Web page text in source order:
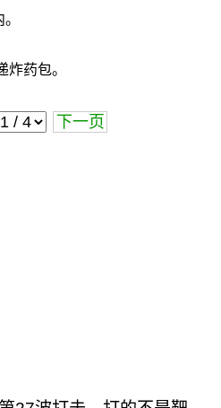
药包。
下一页